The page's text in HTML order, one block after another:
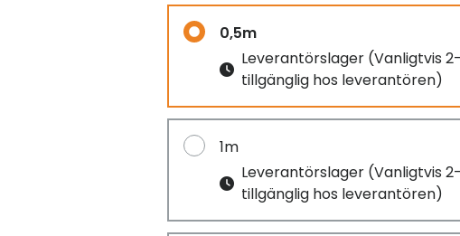
0,5m
Leverantörslager (Vanligtvis
tillgänglig hos leverantören)
1m
Leverantörslager (Vanligtvis
tillgänglig hos leverantören)